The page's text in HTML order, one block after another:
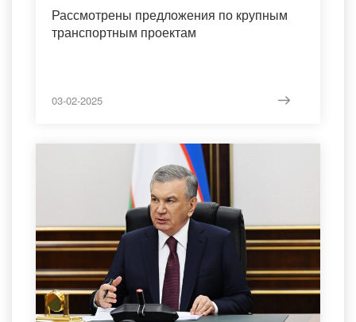
Рассмотрены предложения по крупным
транспортным проектам
03-02-2025